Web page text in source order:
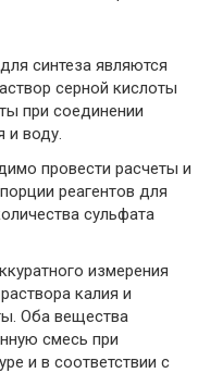
синтеза являются
серной кислоты
при соединении
и воду.
провести расчеты и
реагентов для
сульфата
измерения
калия и
Оба вещества
смесь при
и в соответствии с